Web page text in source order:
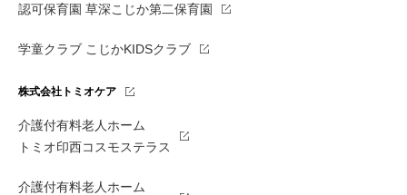
認可保育園 草深こじか第二保育園
学童クラブ こじかKIDSクラブ
株式会社トミオケア
介護付有料老人ホーム
トミオ印西コスモステラス
介護付有料老人ホーム